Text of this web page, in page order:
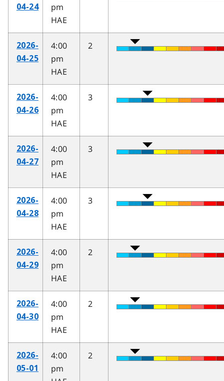
04-24
pm
HAE
2026-
04-25
4:00
pm
HAE
2
2026-
04-26
4:00
pm
HAE
3
2026-
04-27
4:00
pm
HAE
3
2026-
04-28
4:00
pm
HAE
3
2026-
04-29
4:00
pm
HAE
2
2026-
04-30
4:00
pm
HAE
2
2026-
05-01
4:00
pm
2